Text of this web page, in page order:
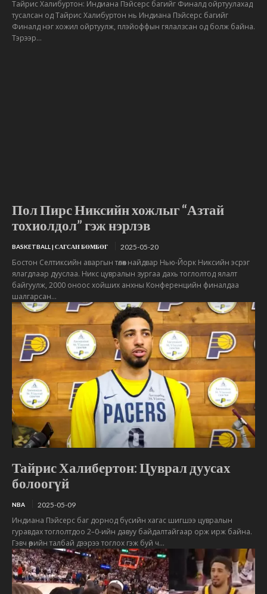
Тайрис Халибуртон: Индиана Пэйсерс багийг Финалд ойртуулахад
тусалсан од Тайрис Халибуртон нь Индиана Пэйсерс багийг
Финалд нэг хожил ойртуулж, плэйоффын гялалзсан од болж байна.
Тэрээр...
Пол Пирс Никсийн хожлыг “Азтай
тохиолдол” гэж нэрлэв
BASKETBALL | САГСАН БӨМБӨГ 2025-05-20
Бостон Селтиксийн аваргын төлөөх найдвар Нью-Йорк Никсийн эсрэг
ялагдлаар дууслаа. Никс цувралын зургаа дахь тоглолтод ялалт
байгуулж, 2000 оноос хойших анхны Конференцийн финалдаа
шалгарсан...
Тайрис Халибертон: Цуврал дуусах
болоогүй
NBA 2025-05-09
Индиана Пэйсерс баг дорнод бүсийн хагас шигшээ цувралын
гуравдах тоглолтдоо 2–0-ийн давуу байдалтайгаар орж ирж байна.
Гэвч өөрийн талбай дээрээ тоглох гэж буй ч...